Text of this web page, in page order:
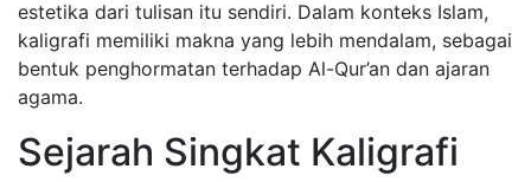
estetika dari tulisan itu sendiri. Dalam konteks Islam,
kaligrafi memiliki makna yang lebih mendalam, sebagai
bentuk penghormatan terhadap Al-Qur’an dan ajaran
agama.
Sejarah Singkat Kaligrafi